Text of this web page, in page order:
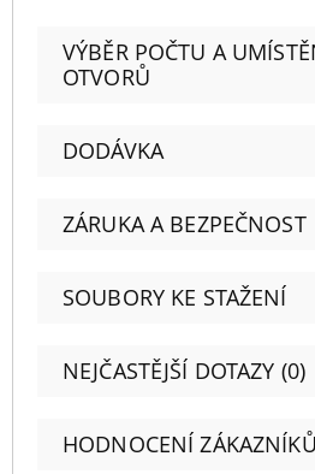
VÝBĚR POČTU A
OTVORŮ
DODÁVKA
ZÁRUKA A BEZPEČNOST
SOUBORY KE STAŽENÍ
NEJČASTĚJŠÍ DOTAZY (0)
HODNOCENÍ